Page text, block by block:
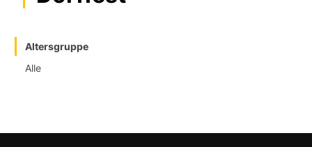
Altersgruppe
Alle